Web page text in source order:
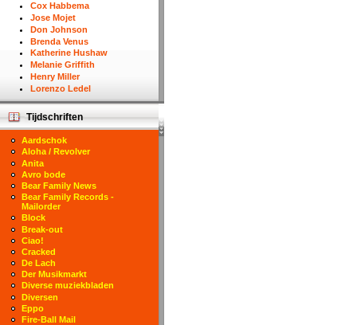
Cox Habbema
Jose Mojet
Don Johnson
Brenda Venus
Katherine Hushaw
Melanie Griffith
Henry Miller
Lorenzo Ledel
Tijdschriften
Aardschok
Aloha / Revolver
Anita
Avro bode
Bear Family News
Bear Family Records -
Mailorder
Block
Break-out
Ciao!
Cracked
De Lach
Der Musikmarkt
Diverse muziekbladen
Diversen
Eppo
Fire-Ball Mail